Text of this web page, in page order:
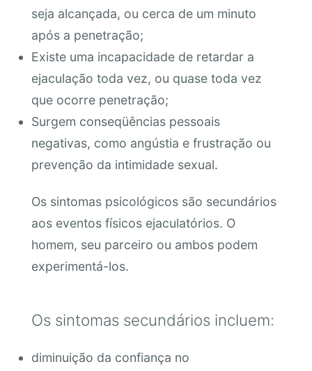
seja alcançada, ou cerca de um minuto
após a penetração;
Existe uma incapacidade de retardar a
ejaculação toda vez, ou quase toda vez
que ocorre penetração;
Surgem conseqüências pessoais
negativas, como angústia e frustração ou
prevenção da intimidade sexual.
Os sintomas psicológicos são secundários
aos eventos físicos ejaculatórios. O
homem, seu parceiro ou ambos podem
experimentá-los.
Os sintomas secundários incluem:
diminuição da confiança no